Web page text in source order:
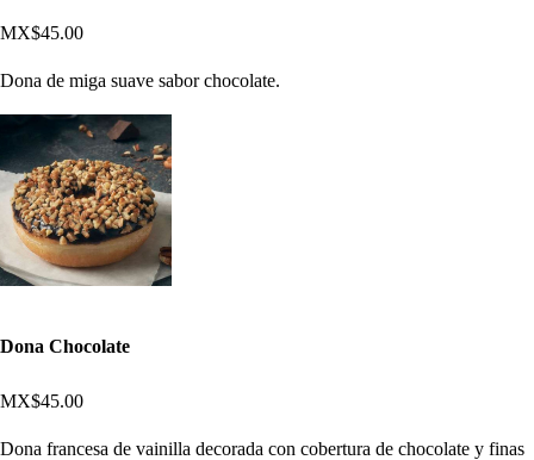
MX$45.00
Dona de miga suave sabor chocolate.
Dona Chocolate
MX$45.00
Dona francesa de vainilla decorada con cobertura de chocolate y finas